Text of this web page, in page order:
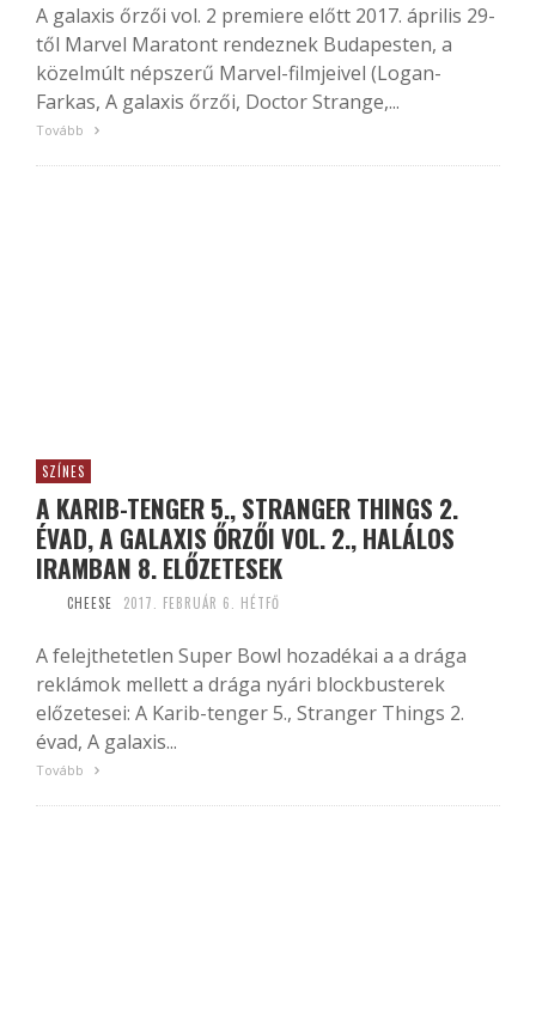
A galaxis őrzői vol. 2 premiere előtt 2017. április 29-
től Marvel Maratont rendeznek Budapesten, a
közelmúlt népszerű Marvel-filmjeivel (Logan-
Farkas, A galaxis őrzői, Doctor Strange,...
Tovább
SZÍNES
A KARIB-TENGER 5., STRANGER THINGS 2.
ÉVAD, A GALAXIS ŐRZŐI VOL. 2., HALÁLOS
IRAMBAN 8. ELŐZETESEK
CHEESE 2017. FEBRUÁR 6. HÉTFŐ
A felejthetetlen Super Bowl hozadékai a a drága
reklámok mellett a drága nyári blockbusterek
előzetesei: A Karib-tenger 5., Stranger Things 2.
évad, A galaxis...
Tovább